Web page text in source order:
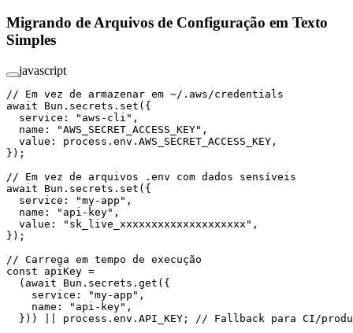
Migrando de Arquivos de Configuração em Texto
Simples
javascript
// Em vez de armazenar em ~/.aws/credentials
await Bun.secrets. set ({
  service:
"aws-cli" ,
  name:
"AWS_SECRET_ACCESS_KEY" ,
  value: process.env.
AWS_SECRET_ACCESS_KEY ,
});
// Em vez de arquivos .env com dados sensíveis
await Bun.secrets. set ({
  service:
"my-app" ,
  name:
"api-key" ,
  value:
"sk_live_xxxxxxxxxxxxxxxxxxxx" ,
});
// Carrega em tempo de execução
const apiKey =
  (
await Bun.secrets. get ({
    service:
"my-app" ,
    name:
"api-key" ,
  }))
process.env. API_KEY ; // Fallback para CI/